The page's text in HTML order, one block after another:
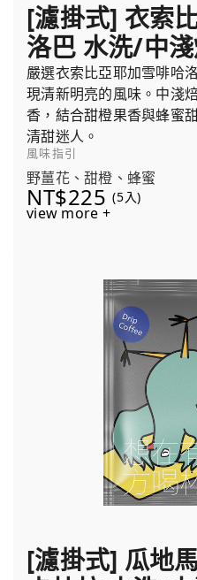
[濾掛式] 衣索
洛巴 水洗/中
嚴選衣索比亞耶加雪啡哈
現清新明亮的風味。中淺
香，結合甜橙果香與蜂蜜
清甜迷人。
風味指引
野薑花、甜橙、蜂蜜
NT$225 (5入)
view more +
[濾掛式] 瓜地